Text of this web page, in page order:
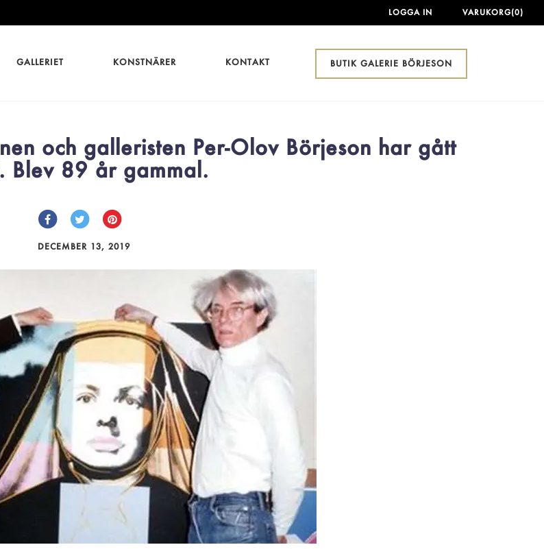
LOGGA IN VARUKORG(0)
GALLERIET KONSTNÄRER KONTAKT BUTIK GALERIE BÖRJESON
och galleristen Per-Olov Börjeson har gått
Blev 89 år gammal.
DECEMBER 13, 2019